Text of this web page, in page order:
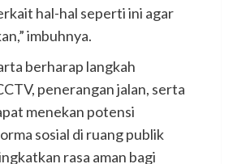
hal-hal seperti ini agar
imbuhnya.
berharap langkah
penerangan jalan, serta
menekan potensi
sosial di ruang publik
rasa aman bagi